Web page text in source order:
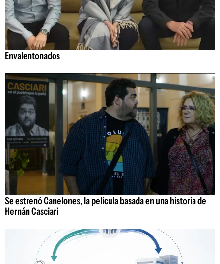
Envalentonados
Se estrenó Canelones, la película basada en una historia de
Hernán Casciari